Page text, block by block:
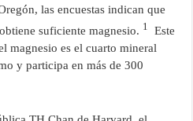
las encuestas indican que
suficiente magnesio. 1
Este
magnesio es el cuarto mineral
y participa en más de 300